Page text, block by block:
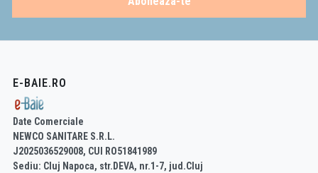
E-BAIE.RO
Date Comerciale
NEWCO SANITARE S.R.L.
J2025036529008, CUI RO51841989
Sediu: Cluj Napoca, str.DEVA, nr.1-7, jud.Cluj